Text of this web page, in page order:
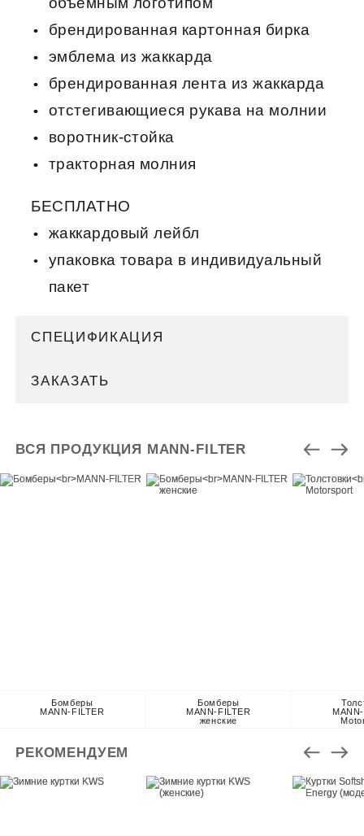
брендированная картонная бирка
эмблема из жаккарда
брендированная лента из жаккарда
отстегивающиеся рукава на молнии
воротник-стойка
тракторная молния
БЕСПЛАТНО
жаккардовый лейбл
упаковка товара в индивидуальный
пакет
СПЕЦИФИКАЦИЯ
ЗАКАЗАТЬ
ВСЯ ПРОДУКЦИЯ MANN-FILTER
Бомберы
MANN-FILTER
Бомберы
MANN-FILTER
женские
РЕКОМЕНДУЕМ